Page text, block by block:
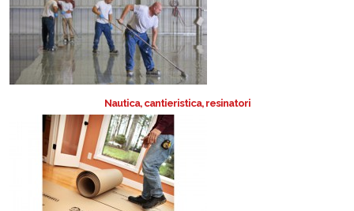
Nautica, cantieristica, resinatori